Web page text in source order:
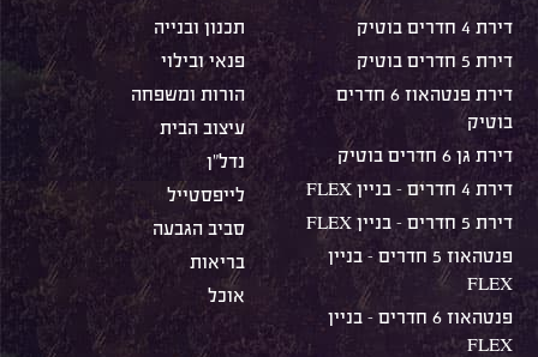
דירת 4 חדרים בוטיק
דירת 5 חדרים בוטיק
דירת פנטהאוז 6 חדרים
בוטיק
דירת גן 6 חדרים בוטיק
דירת 4 חדרים – בניין FLEX
דירת 5 חדרים – בניין FLEX
פנטהאוז 5 חדרים – בניין
FLEX
פנטהאוז 6 חדרים – בניין
FLEX
תכנון ובנייה
פנאי ובילוי
הורות ומשפחה
עיצוב הבית
נדל"ן
לייפסטייל
סביב הגבעה
בריאות
אוכל